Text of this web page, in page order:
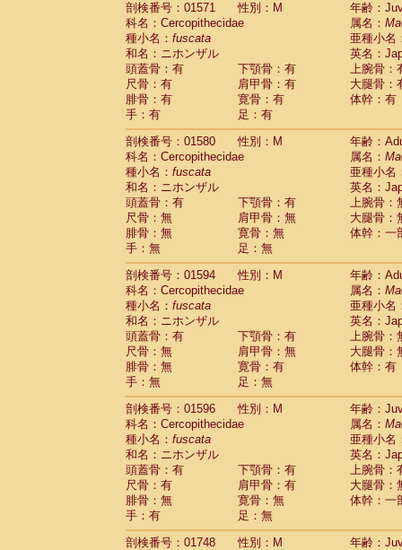
剖検番号：01571
性別：M
年齢：
科名：Cercopithecidae
属名：
種小名： fuscata
亜種小名
和名：ニホンザル
英名：
頭蓋骨：有
下顎骨：有
上腕骨：
尺骨：有
肩甲骨：有
大腿骨：
腓骨：有
寛骨：有
体幹：有
手：有
足：有
剖検番号：01580
性別：M
年齢：
科名：Cercopithecidae
属名：
種小名： fuscata
亜種小名
和名：ニホンザル
英名：
頭蓋骨：有
下顎骨：有
上腕骨：
尺骨：無
肩甲骨：無
大腿骨：
腓骨：無
寛骨：無
体幹：一
手：無
足：無
剖検番号：01594
性別：M
年齢：
科名：Cercopithecidae
属名：
種小名： fuscata
亜種小名
和名：ニホンザル
英名：
頭蓋骨：有
下顎骨：有
上腕骨：
尺骨：無
肩甲骨：無
大腿骨：
腓骨：無
寛骨：有
体幹：有
手：無
足：無
剖検番号：01596
性別：M
年齢：
科名：Cercopithecidae
属名：
種小名： fuscata
亜種小名
和名：ニホンザル
英名：
頭蓋骨：有
下顎骨：有
上腕骨：
尺骨：有
肩甲骨：有
大腿骨：
腓骨：無
寛骨：無
体幹：一
手：有
足：無
剖検番号：01748
性別：M
年齢：